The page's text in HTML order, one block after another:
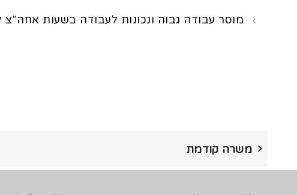
מוסר עבודה גבוה ונכונות לעבודה בשעות אחה"צ
משרה קודמת